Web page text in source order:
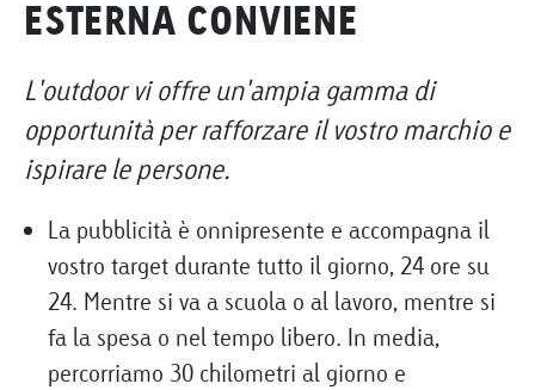
ESTERNA CONVIENE
L'outdoor vi offre un'ampia gamma di
opportunità per rafforzare il vostro marchio e
ispirare le persone.
La pubblicità è onnipresente e accompagna il
vostro target durante tutto il giorno, 24 ore su
24. Mentre si va a scuola o al lavoro, mentre si
fa la spesa o nel tempo libero. In media,
percorriamo 30 chilometri al giorno e